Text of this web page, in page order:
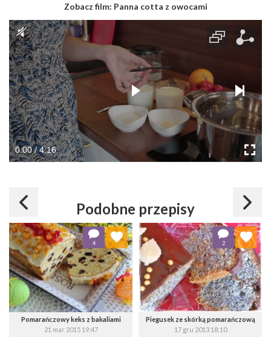
Zobacz film: Panna cotta z owocami
0:00 / 4:16
Podobne przepisy
Pomarańczowy keks z bakaliami
21 mar 2015 19:47
4
Dodaj do ulubionych
Wybierz listę:
Piegusek ze skórką pomarańczową
17 gru 2013 18:10
2
Dodaj do ulubionych
Wybierz listę: